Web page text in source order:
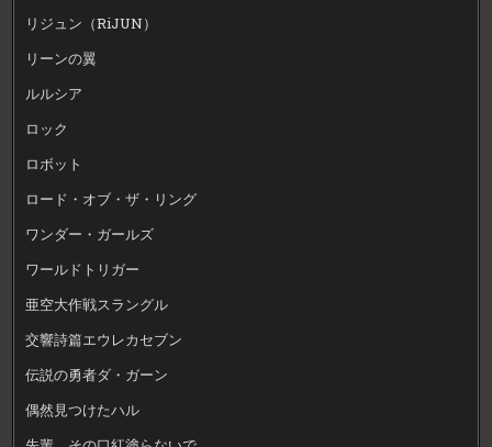
リジュン（RiJUN）
リーンの翼
ルルシア
ロック
ロボット
ロード・オブ・ザ・リング
ワンダー・ガールズ
ワールドトリガー
亜空大作戦スラングル
交響詩篇エウレカセブン
伝説の勇者ダ・ガーン
偶然見つけたハル